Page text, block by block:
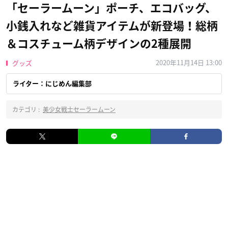
「セーラームーン」ポーチ、エコバッグ、
小銭入れなど雑貨アイテムが新登場！総柄
＆コスチューム柄デザインの2種展開
グッズ 2020年11月14日 13:00
ライター：にじめん編集部
カテゴリ : 美少女戦士セーラームーン